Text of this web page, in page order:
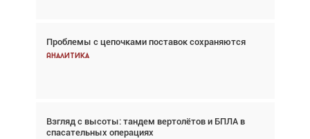
Проблемы с цепочками поставок сохраняются
Аналитика
Взгляд с высоты: тандем вертолётов и БПЛА в
спасательных операциях
Впервые с 2024 года глобальный трафик
снижается три недели подряд
Частный самолёт – это актив. Подходите к
покупке соответствующим образом